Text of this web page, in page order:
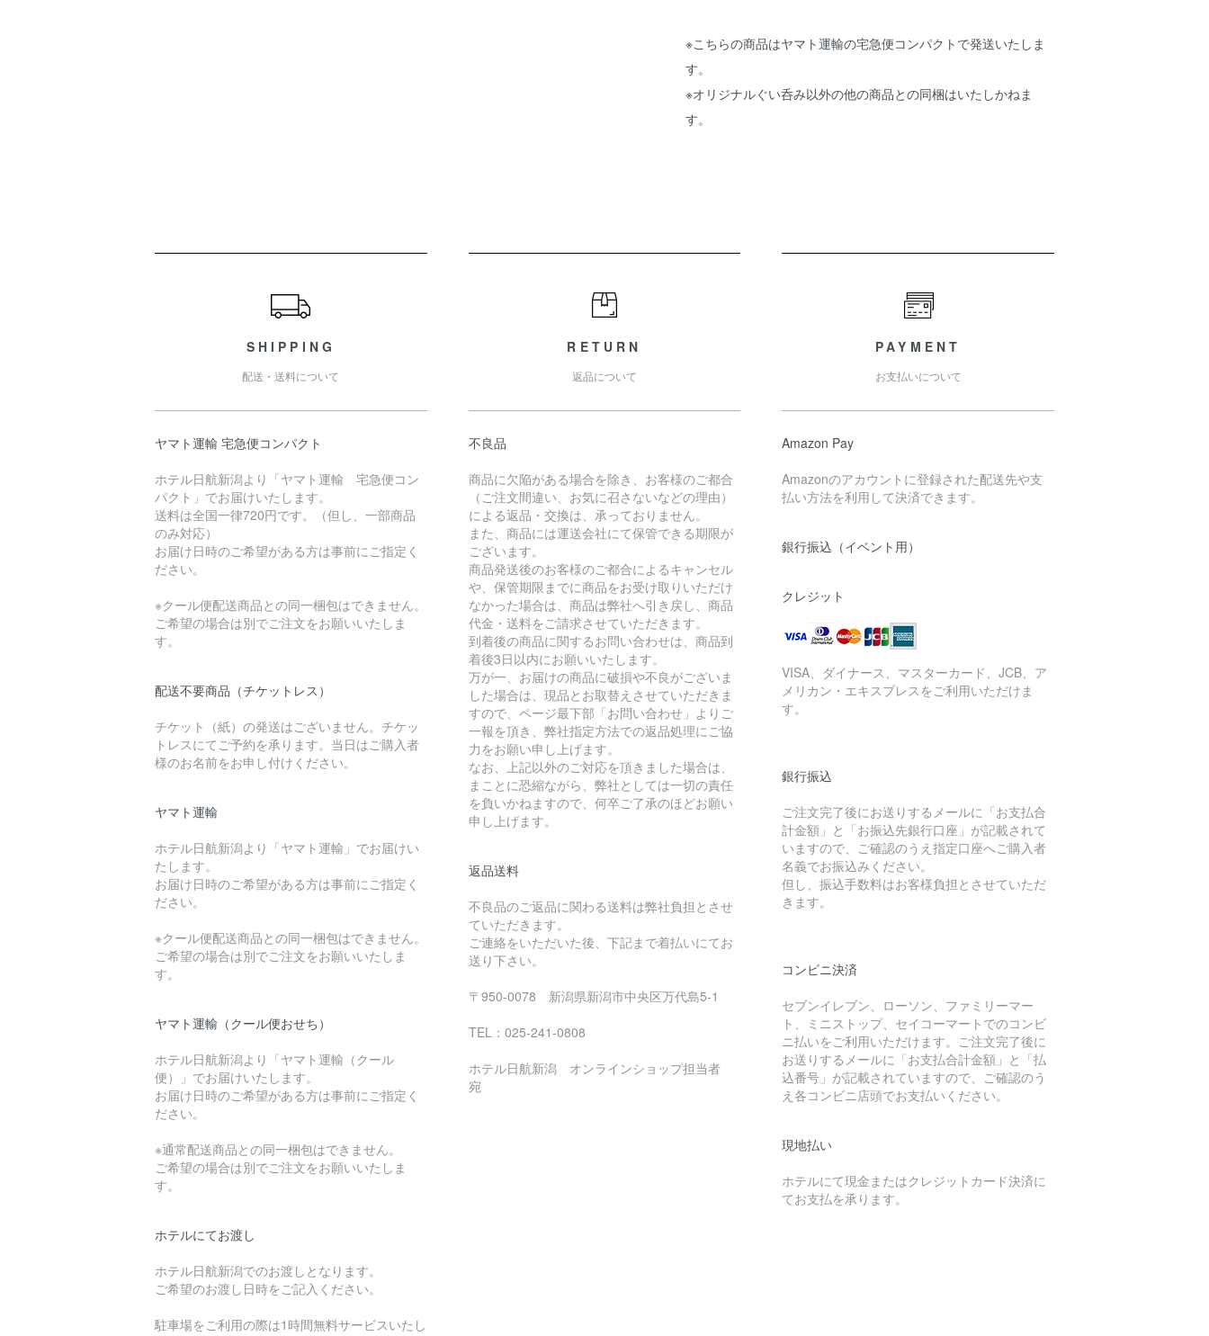
※こちらの商品はヤマト運輸の宅急便コンパクトで発送いたしま
す。
※オリジナルぐい呑み以外の他の商品との同梱はいたしかねま
す。
SHIPPING
配送・送料について
ヤマト運輸 宅急便コンパクト
ホテル日航新潟より「ヤマト運輸 宅急便コン
パクト」でお届けいたします。
送料は全国一律720円です。（但し、一部商品
のみ対応）
お届け日時のご希望がある方は事前にご指定く
ださい。
※クール便配送商品との同一梱包はできません。
ご希望の場合は別でご注文をお願いいたしま
す。
配送不要商品（チケットレス）
チケット（紙）の発送はございません。チケッ
トレスにてご予約を承ります。当日はご購入者
様のお名前をお申し付けください。
ヤマト運輸
ホテル日航新潟より「ヤマト運輸」でお届けい
たします。
お届け日時のご希望がある方は事前にご指定く
ださい。
※クール便配送商品との同一梱包はできません。
ご希望の場合は別でご注文をお願いいたしま
す。
ヤマト運輸（クール便おせち）
ホテル日航新潟より「ヤマト運輸（クール
便）」でお届けいたします。
お届け日時のご希望がある方は事前にご指定く
ださい。
※通常配送商品との同一梱包はできません。
ご希望の場合は別でご注文をお願いいたしま
す。
ホテルにてお渡し
ホテル日航新潟でのお渡しとなります。
ご希望のお渡し日時をご記入ください。
駐車場をご利用の際は1時間無料サービスいたし
RETURN
返品について
不良品
商品に欠陥がある場合を除き、お客様のご都合
（ご注文間違い、お気に召さないなどの理由）
による返品・交換は、承っておりません。
また、商品には運送会社にて保管できる期限が
ございます。
商品発送後のお客様のご都合によるキャンセル
や、保管期限までに商品をお受け取りいただけ
なかった場合は、商品は弊社へ引き戻し、商品
代金・送料をご請求させていただきます。
到着後の商品に関するお問い合わせは、商品到
着後3日以内にお願いいたします。
万が一、お届けの商品に破損や不良がございま
した場合は、現品とお取替えさせていただきま
すので、ページ最下部「お問い合わせ」よりご
一報を頂き、弊社指定方法での返品処理にご協
力をお願い申し上げます。
なお、上記以外のご対応を頂きました場合は、
まことに恐縮ながら、弊社としては一切の責任
を負いかねますので、何卒ご了承のほどお願い
申し上げます。
返品送料
不良品のご返品に関わる送料は弊社負担とさせ
ていただきます。
ご連絡をいただいた後、下記まで着払いにてお
送り下さい。
〒950-0078 新潟県新潟市中央区万代島5-1
TEL：025-241-0808
ホテル日航新潟 オンラインショップ担当者
宛
PAYMENT
お支払いについて
Amazon Pay
Amazonのアカウントに登録された配送先や支
払い方法を利用して決済できます。
銀行振込（イベント用）
クレジット
VISA、ダイナース、マスターカード、JCB、ア
メリカン・エキスプレスをご利用いただけま
す。
銀行振込
ご注文完了後にお送りするメールに「お支払合
計金額」と「お振込先銀行口座」が記載されて
いますので、ご確認のうえ指定口座へご購入者
名義でお振込みください。
但し、振込手数料はお客様負担とさせていただ
きます。
コンビニ決済
セブンイレブン、ローソン、ファミリーマー
ト、ミニストップ、セイコーマートでのコンビ
ニ払いをご利用いただけます。ご注文完了後に
お送りするメールに「お支払合計金額」と「払
込番号」が記載されていますので、ご確認のう
え各コンビニ店頭でお支払いください。
現地払い
ホテルにて現金またはクレジットカード決済に
てお支払を承ります。